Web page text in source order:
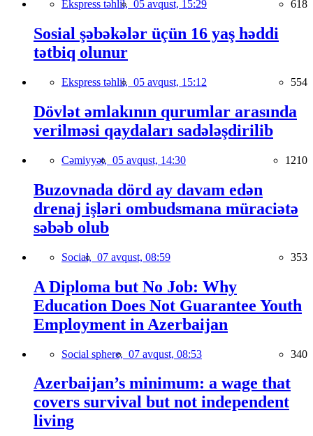
Ekspress təhlil, 05 avqust, 15:29 618
Sosial şəbəkələr üçün 16 yaş həddi
tətbiq olunur
Ekspress təhlil, 05 avqust, 15:12 554
Dövlət əmlakının qurumlar arasında
verilməsi qaydaları sadələşdirilib
Cəmiyyət, 05 avqust, 14:30 1210
Buzovnada dörd ay davam edən
drenaj işləri ombudsmana müraciətə
səbəb olub
Social, 07 avqust, 08:59 353
A Diploma but No Job: Why
Education Does Not Guarantee Youth
Employment in Azerbaijan
Social sphere, 07 avqust, 08:53 340
Azerbaijan’s minimum: a wage that
covers survival but not independent
living